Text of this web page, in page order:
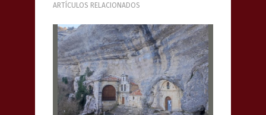
ARTÍCULOS RELACIONADOS